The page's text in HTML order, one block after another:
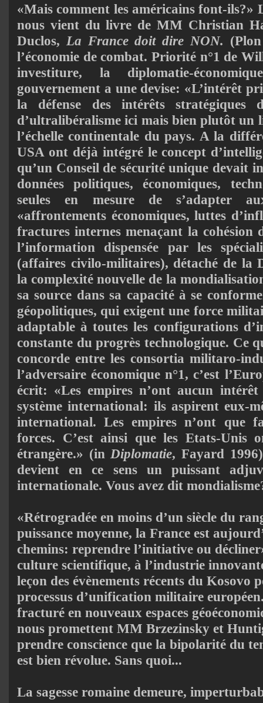
«Mais comment les américains font-ils?»
nous vient du livre de MM Christian
Duclos, La France doit dire NON.
l’économie de com­bat. Priorité n°1 de
investiture, la diplomatie-
gouvernement a une devise: «L’intérêt
la défense des intérêts stratégiques
d’ultralibéralisme ici mais bien plutôt un
l’échelle continentale du pays. A la
USA ont déjà intégré le concept
qu’un Conseil de sécurité unique devait
données politiques, économiques,
seules en mesure de s’adapter
«affrontements économiques, luttes
fractures in­ternes menaçant la cohésion
l’information dispensée par les
(affaires civilo-militaires), détaché de la
la complexité nouvelle de la
sa source dans sa capacité à se
géopolitiques, qui exigent une force
adaptable à toutes les configurations
constante du progrès technologique. Ce
concorde entre les consortia militaro-
l’adversaire économique n°1, c’est
écrit: «Les empires n’ont aucun
système international: ils aspirent eux-
international. Les empires n’ont que
forces. C’est ainsi que les Etats-Unis
étrangère.» (in Diplomatie, Fayard
devient en ce sens un puissant
internationale. Vous avez dit
«Rétrogradée en moins d’un siècle du
puissance moyenne, la France est
chemins: reprendre l’initiative ou
cul­tu­re scientifique, à l’industrie
leçon des évènements récents du Ko­sovo
processus d’unification militaire
fracturé en nou­veaux espaces
nous promettent MM Brzezinsky et
prendre conscience que la bipolarité du
est bien révolue. Sans quoi...
La sagesse romaine demeure,